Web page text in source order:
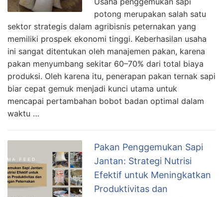
potong merupakan salah satu
sektor strategis dalam agribisnis peternakan yang
memiliki prospek ekonomi tinggi. Keberhasilan usaha
ini sangat ditentukan oleh manajemen pakan, karena
pakan menyumbang sekitar 60–70% dari total biaya
produksi. Oleh karena itu, penerapan pakan ternak sapi
biar cepat gemuk menjadi kunci utama untuk
mencapai pertambahan bobot badan optimal dalam
waktu …
Pakan Penggemukan Sapi
Jantan: Strategi Nutrisi
Efektif untuk Meningkatkan
Produktivitas dan